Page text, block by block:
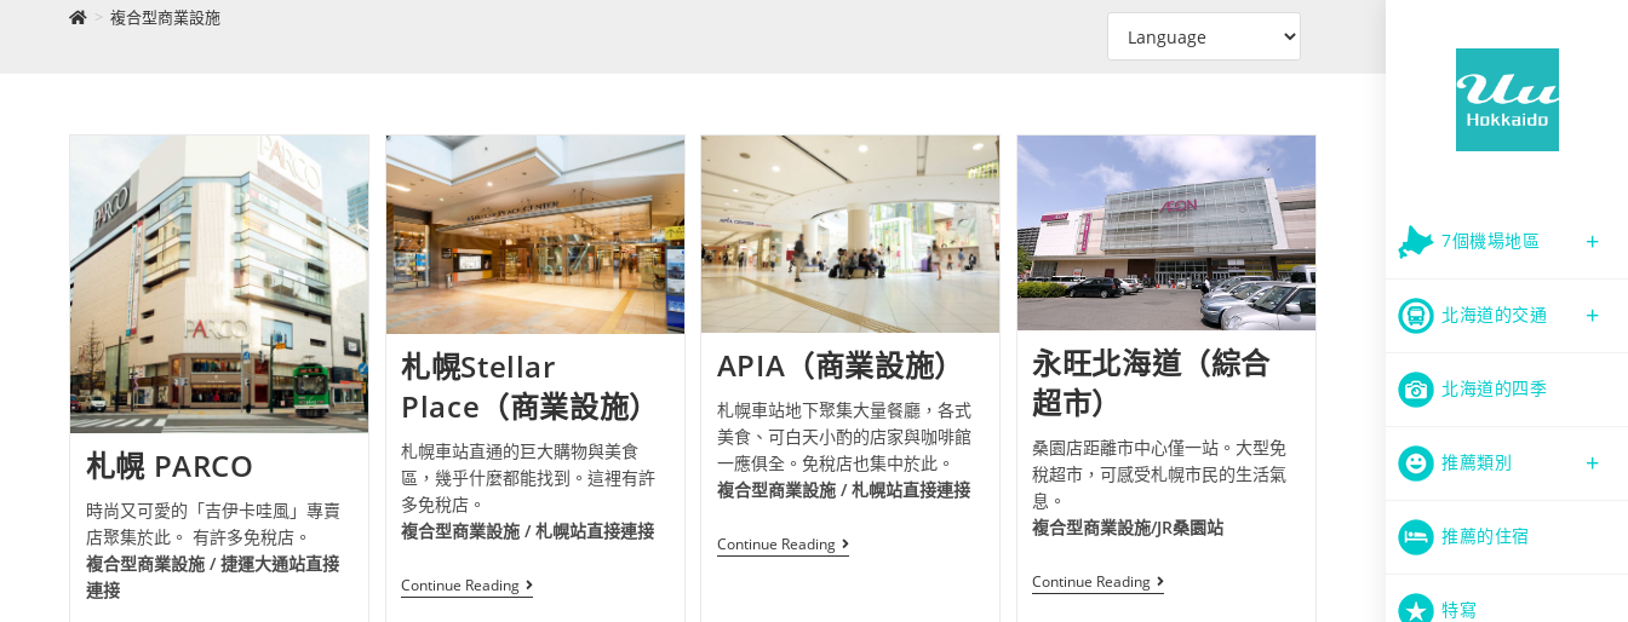
7個機場地區
北海道的交通
北海道的四季
推薦類別
推薦的住宿
特寫
> 複合型商業設施
札幌 PARCO
時尚又可愛的「吉伊卡哇風」專賣
店聚集於此。 有許多免稅店。
複合型商業設施 / 捷運大通站直接
連接
札幌Stellar
Place（商業設施）
札幌車站直通的巨大購物與美食
區，幾乎什麼都能找到。這裡有許
多免稅店。
複合型商業設施 / 札幌站直接連接
Continue Reading
APIA（商業設施）
札幌車站地下聚集大量餐廳，各式
美食、可白天小酌的店家與咖啡館
一應俱全。免稅店也集中於此。
複合型商業設施 / 札幌站直接連接
Continue Reading
永旺北海道（綜合
超市）
桑園店距離市中心僅一站。大型免
稅超市，可感受札幌市民的生活氣
息。
複合型商業設施/JR桑園站
Continue Reading